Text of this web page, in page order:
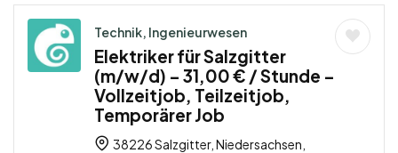
Technik, Ingenieurwesen
Elektriker für Salzgitter
(m/w/d) – 31,00 € / Stunde –
Vollzeitjob, Teilzeitjob,
Temporärer Job
38226 Salzgitter, Niedersachsen,